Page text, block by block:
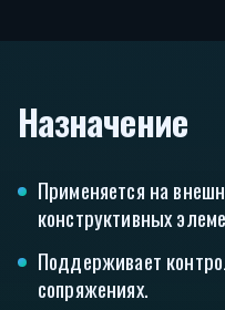
Назначение
Применяется на
конструктивных
Поддерживает
сопряжениях.